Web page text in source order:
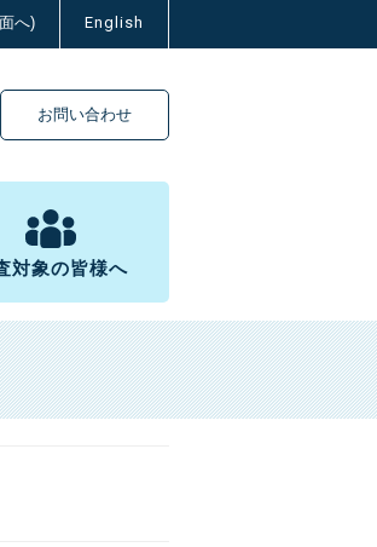
へ) English
お問い合わせ
対象の皆様へ